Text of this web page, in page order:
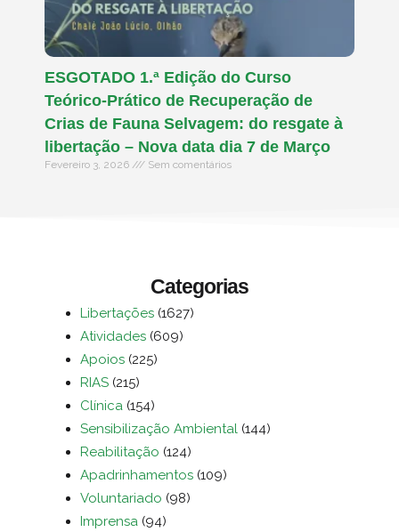
ESGOTADO 1.ª Edição do Curso
Teórico-Prático de Recuperação de
Crias de Fauna Selvagem: do resgate à
libertação – Nova data dia 7 de Março
Fevereiro 3, 2026 Sem comentários
Categorias
Libertações (1627)
Atividades (609)
Apoios (225)
RIAS (215)
Clínica (154)
Sensibilização Ambiental (144)
Reabilitação (124)
Apadrinhamentos (109)
Voluntariado (98)
Imprensa (94)